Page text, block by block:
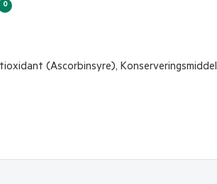
0
(Ascorbinsyre), Konserveringsmiddel